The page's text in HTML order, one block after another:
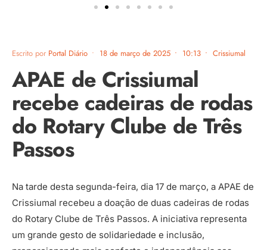
Escrito por Portal Diário • 18 de março de 2025 • 10:13 • Crissiumal
APAE de Crissiumal
recebe cadeiras de rodas
do Rotary Clube de Três
Passos
Na tarde desta segunda-feira, dia 17 de março, a APAE de
Crissiumal recebeu a doação de duas cadeiras de rodas
do Rotary Clube de Três Passos. A iniciativa representa
um grande gesto de solidariedade e inclusão,